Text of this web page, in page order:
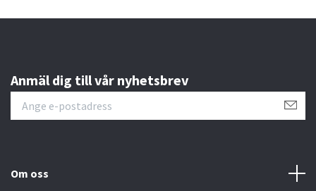
Anmäl dig till vår nyhetsbrev
Om oss